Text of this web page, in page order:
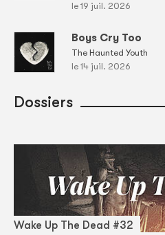
le 19 juil. 2026
Boys Cry Too
The Haunted Youth
le 14 juil. 2026
Dossiers
Wake Up The Dead #32